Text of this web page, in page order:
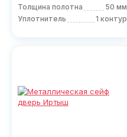
Толщина полотна
50 мм
Уплотнитель
1 контур